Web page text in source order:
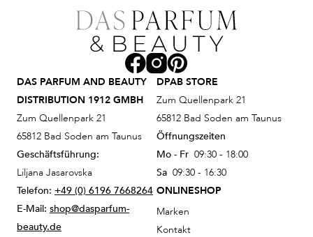
DAS PARFUM AND BEAUTY
DISTRIBUTION 1912 GMBH
Zum Quellenpark 21
65812 Bad Soden am Taunus
Geschäftsführung:
Liljana Jasarovska
Telefon: +49 (0) 6196 7668264
E-Mail: shop@dasparfum-
beauty.de
DPAB STORE
Zum Quellenpark 21
65812 Bad Soden am Taunus
Öffnungszeiten
Mo - Fr 09:30 - 18:00
Sa 09:30 - 16:30
ONLINESHOP
Marken
Kontakt